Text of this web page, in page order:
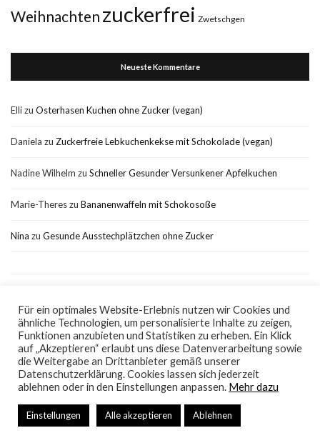
Weihnachten zuckerfrei Zwetschgen
Neueste Kommentare
Ellizu Osterhasen Kuchen ohne Zucker (vegan)
Daniela zu Zuckerfreie Lebkuchenkekse mit Schokolade (vegan)
Nadine Wilhelm zu Schneller Gesunder Versunkener Apfelkuchen
Marie-Thereszu Bananenwaffeln mit Schokosoße
Nina zu Gesunde Ausstechplätzchen ohne Zucker
Impressum Datenschutz
Bake it naked
Für ein optimales Website-Erlebnis nutzen wir Cookies und
ähnliche Technologien, um personalisierte Inhalte zu zeigen,
Funktionen anzubieten und Statistiken zu erheben. Ein Klick
auf „Akzeptieren“ erlaubt uns diese Datenverarbeitung sowie
die Weitergabe an Drittanbieter gemäß unserer
Datenschutzerklärung. Cookies lassen sich jederzeit
ablehnen oder in den Einstellungen anpassen. Mehr dazu
Einstellungen Alle akzeptieren Ablehnen
Klicke hier, um dich von Google Analytics
auszutragen